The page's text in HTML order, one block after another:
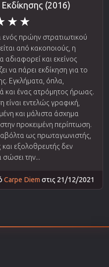
(2016)
ενός πρώην στρατιωτικού
από κακοποιούς, η
αδιαφορεί και εκείνος
να πάρει εκδίκηση για το
Εγκλήματα, όπλα,
και ένας ατρόμητος ήρωας.
είναι εντελώς γραφική,
και μάλιστα άσχημα
προκειμένη περίπτωση.
ως πρωταγωνιστής,
και εξολοθρευτής δεν
σώσει την...
Carpe Diem στις 21/12/2021